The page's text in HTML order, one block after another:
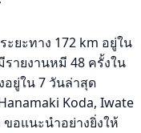
ะยะทาง 172 km อยู่ใน
รายงานหมี 48 ครั้งใน
อยู่ใน 7 วันล่าสุด
Koda, Iwate
อแนะนำอย่างยิ่งให้